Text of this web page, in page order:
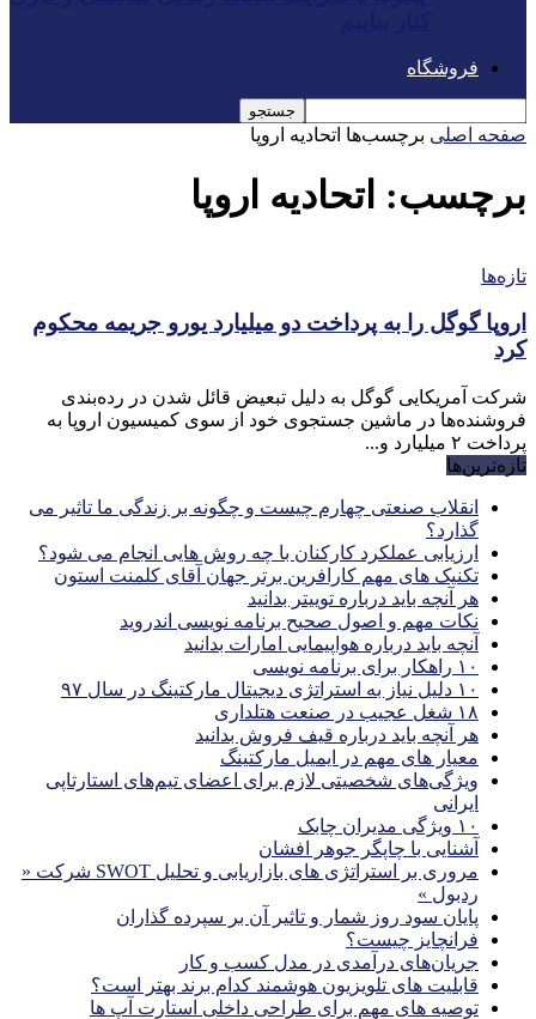
فروشگاه
صفحه اصلی برچسب‌ها اتحادیه اروپا
برچسب: اتحادیه اروپا
تازه‌ها
اروپا گوگل را به پرداخت دو میلیارد یورو جریمه محکوم
کرد
شرکت آمریکایی گوگل به دلیل تبعیض قائل شدن در رده‌بندی
فروشنده‌ها در ماشین جستجوی خود از سوی کمیسیون اروپا به
پرداخت ۲ میلیارد و...
تازه‌ترین‌ها
انقلاب صنعتی چهارم چیست و چگونه بر زندگی ما تاثیر می
گذارد؟
ارزیابی عملکرد کارکنان با چه روش هایی انجام می شود؟
تکنیک های مهم کارافرین برتر جهان آقای کلمنت استون
هر آنچه باید درباره توییتر بدانید
نکات مهم و اصول صحیح برنامه نویسی اندروید
آنچه باید درباره هواپیمایی امارات بدانید
۱۰ راهکار برای برنامه نویسی
۱۰ دلیل نیاز به استراتژی دیجیتال مارکتینگ در سال ۹۷
۱۸ شغل عجیب در صنعت هتلداری
هر آنچه باید درباره قیف فروش بدانید
معیار های مهم در ایمیل مارکتینگ
ویژگی‌های شخصیتی لازم برای اعضای تیم‌های استارتاپی
ایرانی
۱۰ ویژگی مدیران چابک
آشنایی با چاپگر جوهر افشان
مروری بر استراتژی های بازاریابی و تحلیل SWOT شرکت «
ردبول »
پایان سود روز شمار و تاثیر آن بر سپرده گذاران
فرانچایز چیست؟
جریان‌های درآمدی در مدل کسب و کار
قابلیت های تلویزیون هوشمند کدام برند بهتر است؟
توصیه های مهم برای طراحی داخلی استارت آپ‌ ها